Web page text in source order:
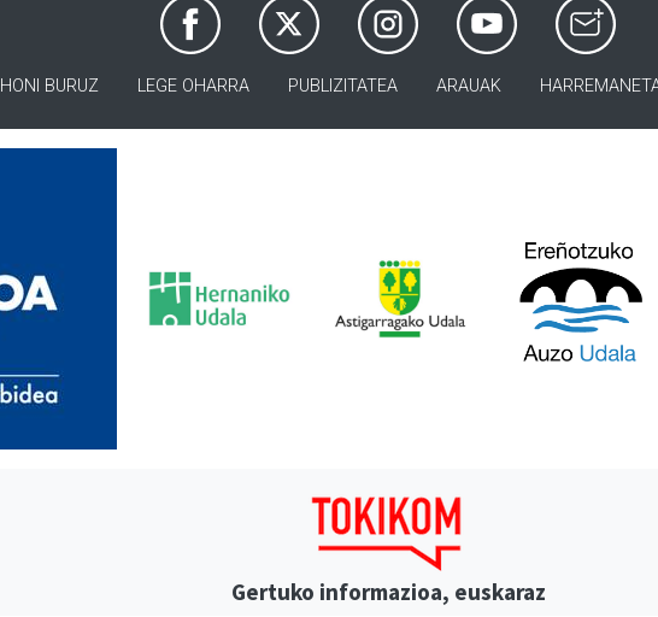
HONI BURUZ LEGE OHARRA PUBLIZITATEA ARAUAK
Gertuko informazioa, euskaraz